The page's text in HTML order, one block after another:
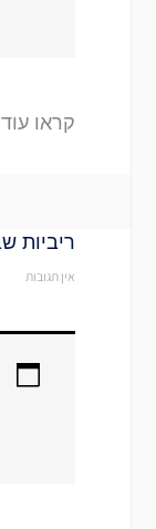
קראו עוד
ריביות
אין תגובות